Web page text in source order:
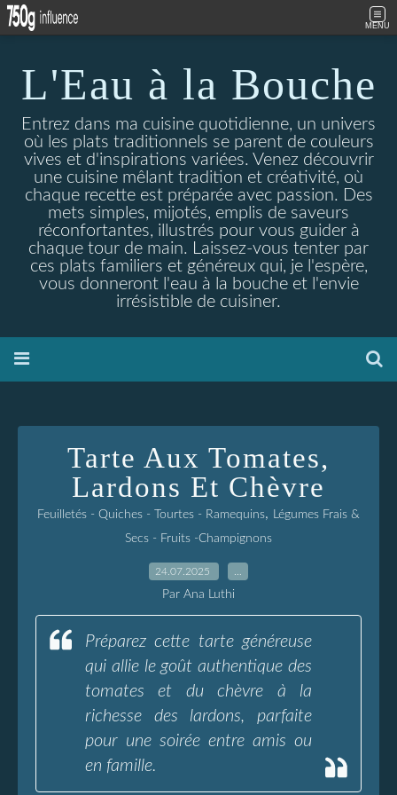
MENU
L'Eau à la Bouche
Entrez dans ma cuisine quotidienne, un univers
où les plats traditionnels se parent de couleurs
vives et d'inspirations variées. Venez découvrir
une cuisine mêlant tradition et créativité, où
chaque recette est préparée avec passion. Des
mets simples, mijotés, emplis de saveurs
réconfortantes, illustrés pour vous guider à
chaque tour de main. Laissez-vous tenter par
ces plats familiers et généreux qui, je l'espère,
vous donneront l'eau à la bouche et l'envie
irrésistible de cuisiner.
Tarte Aux Tomates,
Lardons Et Chèvre
Feuilletés - Quiches - Tourtes - Ramequins, Légumes Frais &
Secs - Fruits -Champignons
24.07.2025
Par Ana Luthi
Préparez cette tarte généreuse
qui allie le goût authentique des
tomates et du chèvre à la
richesse des lardons, parfaite
pour une soirée entre amis ou
en famille.